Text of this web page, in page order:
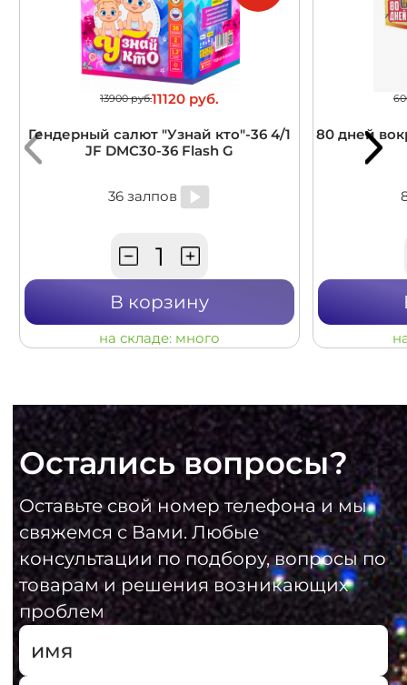
13900 руб.11120 руб.
Гендерный салют "Узнай кто"-36 4/1
JF DMC30-36 Flash G
36 залпов
В корзину
на складе: много
80 дней
Остались вопросы?
Оставьте свой номер телефона и мы
свяжемся с Вами. Любые
консультации по подбору, вопросы по
товарам и решения возникающих
проблем